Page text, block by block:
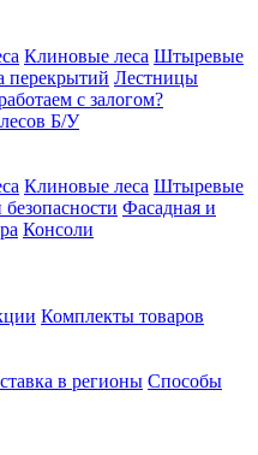
Клиновые леса Штыревые
перекрытий Лестницы
с залогом?
Б/У
Клиновые леса Штыревые
Фасадная и
Консоли
Комплекты товаров
в регионы Способы